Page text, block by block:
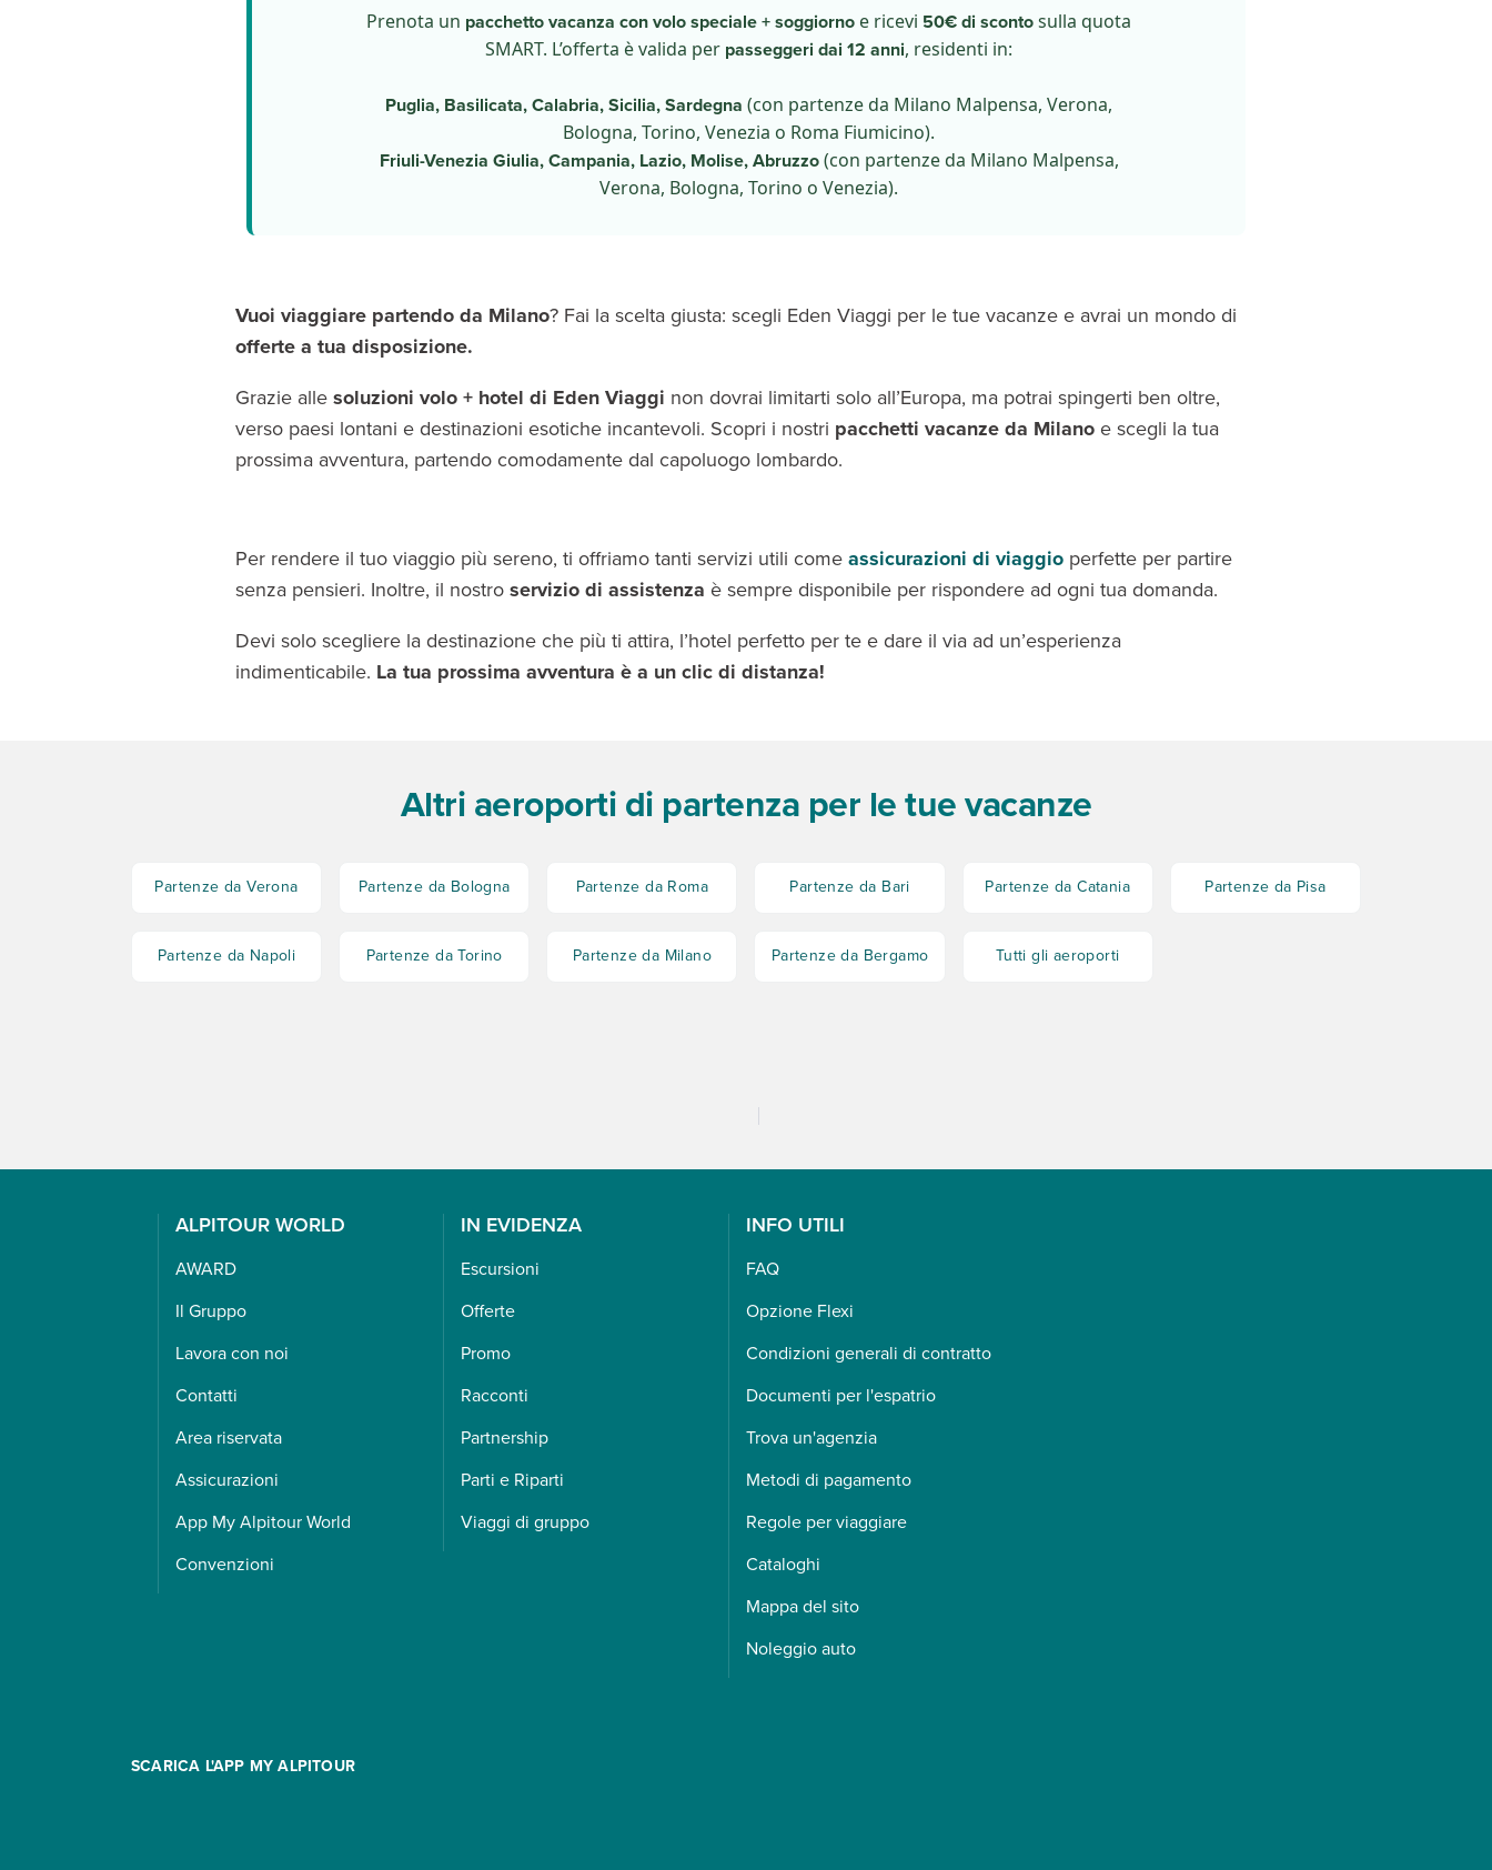
Prenota un pacchetto vacanza con volo speciale + soggiorno e ricevi 50€ di scontosulla quota
SMART. L’offerta è valida per passeggeri dai 12 anni, residenti in:
Puglia, Basilicata, Calabria, Sicilia, Sardegna (con partenze da Milano Malpensa, Verona,
Bologna, Torino, Venezia o Roma Fiumicino).
Friuli-Venezia Giulia, Campania, Lazio, Molise, Abruzzo(con partenze da Milano Malpensa,
Verona, Bologna, Torino o Venezia).
Vuoi viaggiare partendo da Milano? Fai la scelta giusta: scegli Eden Viaggi per le tue vacanze e avrai un mondo di
offerte a tua disposizione.
Grazie allesoluzioni volo + hotel di Eden Viaggi non dovrai limitarti solo all’Europa, ma potrai spingerti ben oltre,
verso paesi lontani e destinazioni esotiche incantevoli. Scopri i nostri pacchetti vacanze da Milano e scegli la tua
prossima avventura, partendo comodamente dal capoluogo lombardo.
Per rendere il tuo viaggio più sereno, ti offriamo tanti servizi utili comeassicurazioni di viaggio perfette per partire
senza pensieri. Inoltre, il nostroservizio di assistenza è sempre disponibile per rispondere ad ogni tua domanda.
Devi solo scegliere la destinazione che più ti attira, l’hotel perfetto per te e dare il via ad un’esperienza
indimenticabile. La tua prossima avventura è a un clic di distanza!
Altri aeroporti di partenza per le tue vacanze
Partenze da Verona Partenze da Bologna Partenze da Roma Partenze da Bari Partenze da Catania Partenze da Pisa
Partenze da Napoli Partenze da Torino Partenze da Milano Partenze da Bergamo Tutti gli aeroporti
ALPITOUR WORLD
AWARD
Il Gruppo
Lavora con noi
Contatti
Area riservata
Assicurazioni
App My Alpitour World
Convenzioni
IN EVIDENZA
Escursioni
Offerte
Promo
Racconti
Partnership
Parti e Riparti
Viaggi di gruppo
INFO UTILI
FAQ
Opzione Flexi
Condizioni generali di contratto
Documenti per l'espatrio
Trova un'agenzia
Metodi di pagamento
Regole per viaggiare
Cataloghi
Mappa del sito
Noleggio auto
SCARICA L'APP MY ALPITOUR